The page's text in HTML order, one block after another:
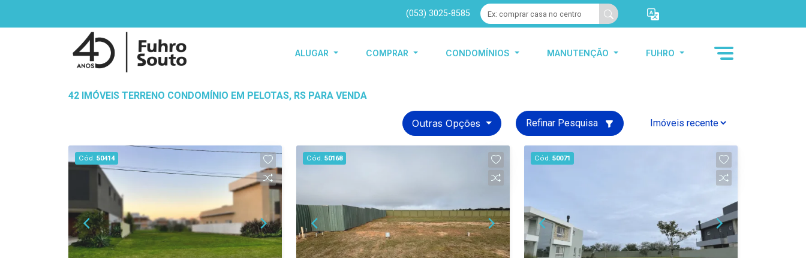
(053) 3025-8585
ALUGAR COMPRAR CONDOMÍNIOS MANUTENÇÃO FUHRO
42 IMÓVEIS TERRENO CONDOMÍNIO EM PELOTAS, RS PARA VENDA
Outras Opções Refinar Pesquisa
Cód. 50414 Cód. 50168 Cód. 50071